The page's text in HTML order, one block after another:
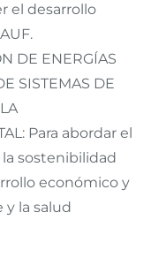
el desarrollo
DE ENERGÍAS
SISTEMAS DE
Para abordar el
sostenibilidad
económico y
la salud